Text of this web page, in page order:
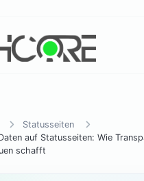
Statusseiten
auf Statusseiten: Wie
schafft